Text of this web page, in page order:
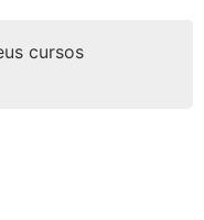
cursos